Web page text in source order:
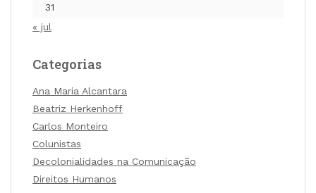
31
« jul
Categorias
Ana Maria Alcantara
Beatriz Herkenhoff
Carlos Monteiro
Colunistas
Decolonialidades na Comunicação
Direitos Humanos